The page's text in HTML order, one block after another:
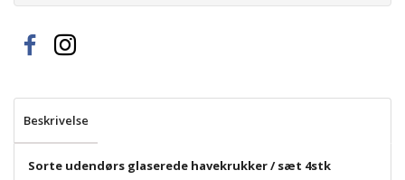
Beskrivelse
Sorte udendørs glaserede havekrukker / sæt 4stk